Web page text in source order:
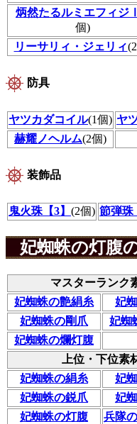
炳然たるルミエフィジⅠ
個)
リーサリィ・ジェリィ
防具
ヤツカダコイル(1個) ヤ
赫耀ノヘルム(2個)
装飾品
鬼火珠【3】 (2個) 節弾珠
妃蜘蛛の灯腹
マスターランク
妃蜘蛛の艶絹糸
妃
妃蜘蛛の剛爪
妃蜘
妃蜘蛛の爛灯腹
上位・下位素
妃蜘蛛の絹糸
妃
妃蜘蛛の鋭爪
妃
妃蜘蛛の灯腹
兵隊